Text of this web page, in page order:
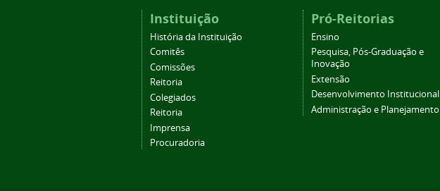
Instituição
História da Instituição
Comitês
Comissões
Reitoria
Colegiados
Reitoria
Imprensa
Procuradoria
Pró-Reitorias
Ensino
Pesquisa, Pós-Graduação e
Inovação
Extensão
Desenvolvimento Institucional
Administração e Planejamento